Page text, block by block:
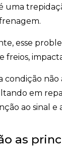
uma
esse
freios,
condição
em
ao sinal e
as